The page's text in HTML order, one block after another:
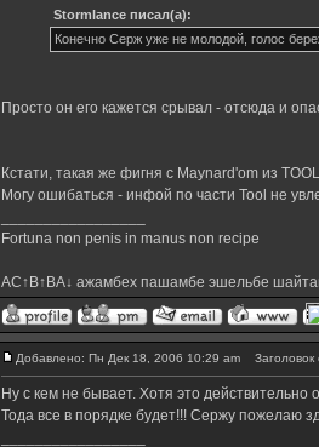
Stormlance писал(а):
Конечно Серж уже не молодой, голос
Просто он его кажется срывал - отсюда и
Кстати, такая же фигня с Maynard'om из
Могу ошибаться - инфой по части Tool не
Fortuna non penis in manus non recipe
AC↑B↑BA↓ ажамбех пашамбе эшельбе
Добавлено: Пн Дек 18, 2006 10:29 am Заголовок
Ну с кем не бывает. Хотя это
Тода все в порядке будет!!! Сержу пожелаю